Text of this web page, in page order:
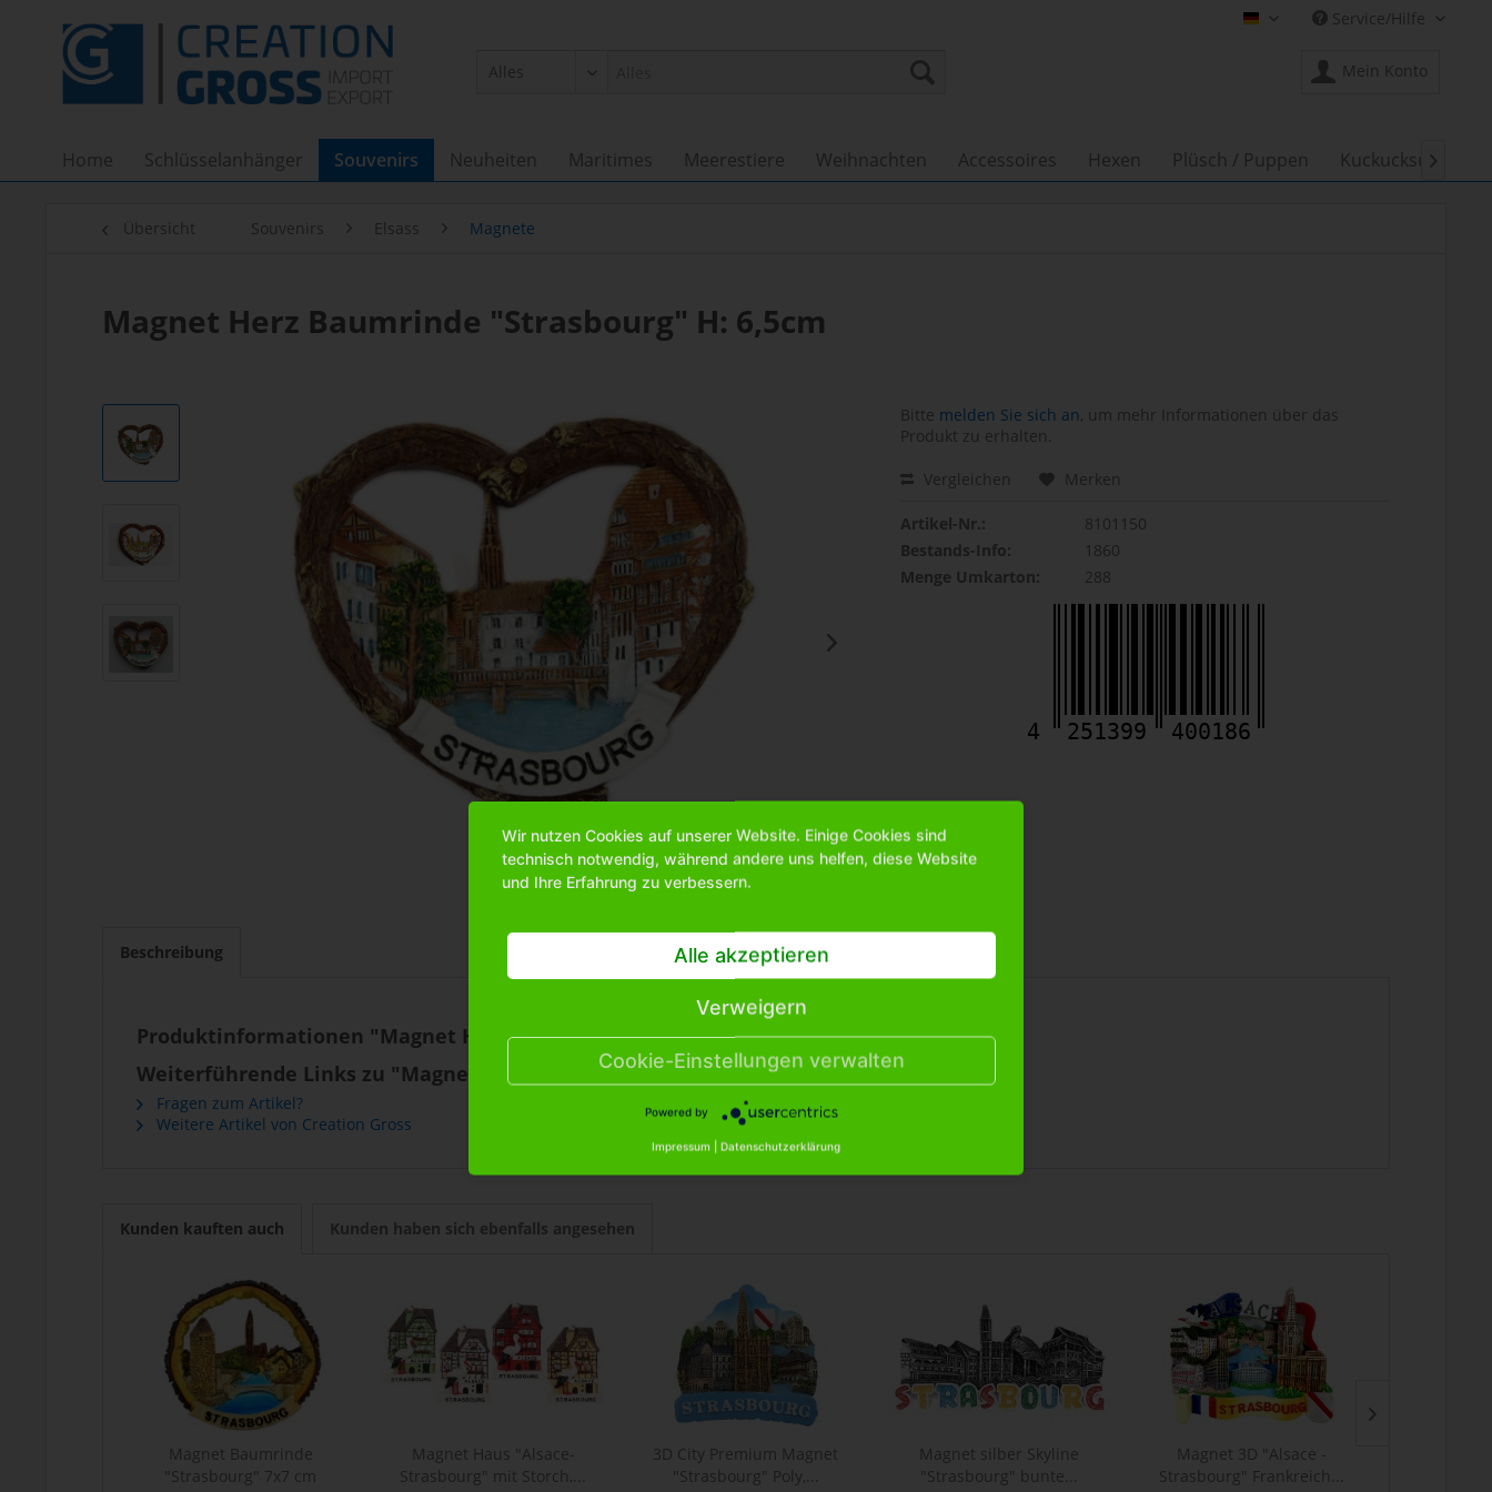
Shop Creation Gross DE
Service/Hilfe
Mein Konto
Home Schlüsselanhänger Souvenirs Neuheiten Maritimes Meerestiere Weihnachten Accessoires Hexen Plüsch / Puppen Kuckucksuhren

Übersicht Souvenirs Elsass Magnete
Magnet Herz Baumrinde "Strasbourg" H: 6,5cm
Bitte melden Sie sich an, um mehr Informationen über das
Produkt zu erhalten.
Vergleichen Merken
Artikel-Nr.:
8101150
Bestands-Info:
1860
Menge Umkarton:
288
4 251399 400186
Beschreibung
Produktinformationen "Magnet Herz Baumrinde "Strasbourg" H: 6,5cm"
Weiterführende Links zu "Magnet Herz Baumrinde "Strasbourg" H: 6,5cm"
Fragen zum Artikel?
Weitere Artikel von Creation Gross
Kunden kauften auch Kunden haben sich ebenfalls angesehen
Magnet Baumrinde
"Strasbourg" 7x7 cm
Magnet Haus "Alsace-
Strasbourg" mit Storch,...
3D City Premium Magnet
"Strasbourg" Poly,...
Magnet silber Skyline
"Strasbourg" bunte...
Magnet 3D "Alsace -
Strasbourg" Frankreich...
Wir nutzen Cookies auf unserer Website. Einige Cookies sind
technisch notwendig, während andere uns helfen, diese Website
und Ihre Erfahrung zu verbessern.
Alle akzeptieren
Verweigern
Cookie-Einstellungen verwalten
Powered by
Impressum Datenschutzerklärung